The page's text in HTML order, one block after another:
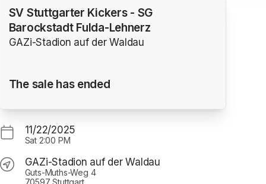
SV Stuttgarter Kickers - SG
Barockstadt Fulda-Lehnerz
GAZi-Stadion auf der Waldau
The sale has ended
11/22/2025
Sat 2:00 PM
GAZi-Stadion auf der Waldau
Guts-Muths-Weg 4
70597 Stuttgart